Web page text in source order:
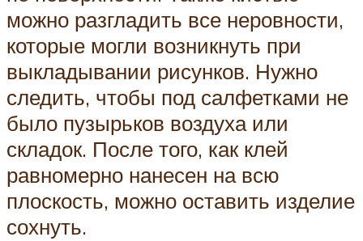
можно разгладить все неровности,
которые могли возникнуть при
выкладывании рисунков. Нужно
следить, чтобы под салфетками не
было пузырьков воздуха или
складок. После того, как клей
равномерно нанесен на всю
плоскость, можно оставить изделие
сохнуть.